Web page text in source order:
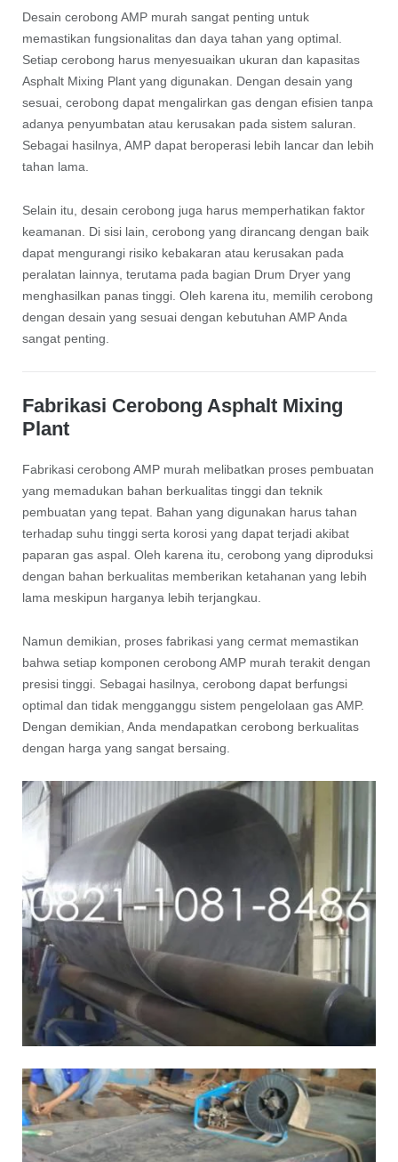
Desain cerobong AMP murah sangat penting untuk
memastikan fungsionalitas dan daya tahan yang optimal.
Setiap cerobong harus menyesuaikan ukuran dan kapasitas
Asphalt Mixing Plant yang digunakan. Dengan desain yang
sesuai, cerobong dapat mengalirkan gas dengan efisien tanpa
adanya penyumbatan atau kerusakan pada sistem saluran.
Sebagai hasilnya, AMP dapat beroperasi lebih lancar dan lebih
tahan lama.
Selain itu, desain cerobong juga harus memperhatikan faktor
keamanan. Di sisi lain, cerobong yang dirancang dengan baik
dapat mengurangi risiko kebakaran atau kerusakan pada
peralatan lainnya, terutama pada bagian Drum Dryer yang
menghasilkan panas tinggi. Oleh karena itu, memilih cerobong
dengan desain yang sesuai dengan kebutuhan AMP Anda
sangat penting.
Fabrikasi Cerobong Asphalt Mixing
Plant
Fabrikasi cerobong AMP murah melibatkan proses pembuatan
yang memadukan bahan berkualitas tinggi dan teknik
pembuatan yang tepat. Bahan yang digunakan harus tahan
terhadap suhu tinggi serta korosi yang dapat terjadi akibat
paparan gas aspal. Oleh karena itu, cerobong yang diproduksi
dengan bahan berkualitas memberikan ketahanan yang lebih
lama meskipun harganya lebih terjangkau.
Namun demikian, proses fabrikasi yang cermat memastikan
bahwa setiap komponen cerobong AMP murah terakit dengan
presisi tinggi. Sebagai hasilnya, cerobong dapat berfungsi
optimal dan tidak mengganggu sistem pengelolaan gas AMP.
Dengan demikian, Anda mendapatkan cerobong berkualitas
dengan harga yang sangat bersaing.